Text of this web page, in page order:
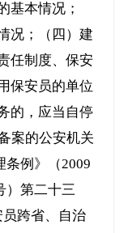
基本情况；
况；（四）建
任制度、保安
保安员的单位
的，应当自停
案的公安机关
条例》（2009
）第二十三
跨省、自治